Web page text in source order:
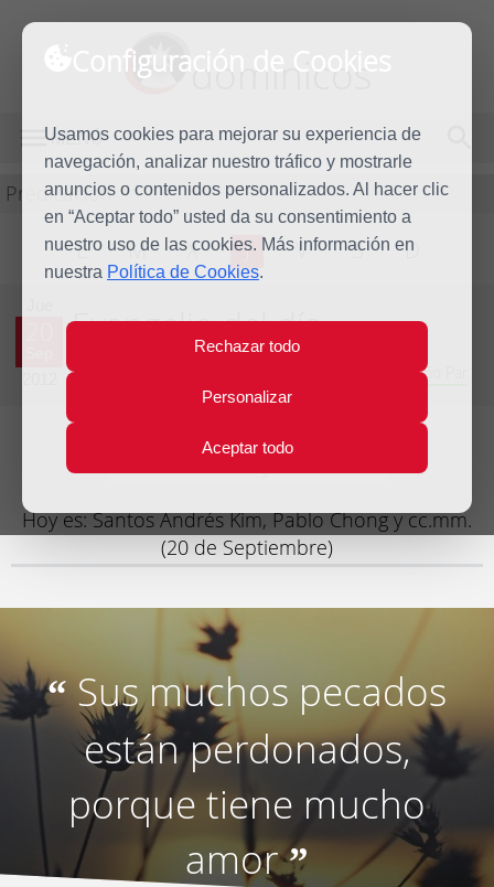
Configuración de Cookies
Usamos cookies para mejorar su experiencia de
navegación, analizar nuestro tráfico y mostrarle
anuncios o contenidos personalizados. Al hacer clic
en “Aceptar todo” usted da su consentimiento a
nuestro uso de las cookies. Más información en
nuestra Política de Cookies.
Rechazar todo
Personalizar
Aceptar todo
dominicos
MENÚ
Predicación
L M X J V S D
Evangelio del día
Vigésimo cuarta Semana del Tiempo Ordinario - Año Par
Lecturas del día y comentario
Hoy es: Santos Andrés Kim, Pablo Chong y cc.mm.
(20 de Septiembre)
“Sus muchos pecados
están perdonados,
porque tiene mucho
amor”